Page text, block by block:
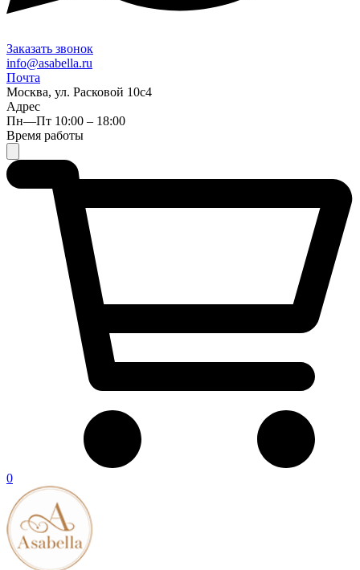
Заказать звонок
info@asabella.ru
Почта
Москва, ул. Расковой 10с4
Адрес
Пн—Пт 10:00 – 18:00
Время работы
0